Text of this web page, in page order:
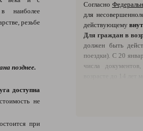
наиболее
резьбе
позднее.
доступна
не
при
Согласно
для
действующему
Для граждан в
должен быть
поездки). С 20
числа
Свидетельство
являющихся